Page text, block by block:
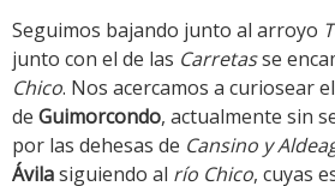
Seguimos bajando junto al arroyo
junto con el de las Carretasse
Chico. Nos acercamos a curiosear
de Guimorcondo, actualmente sin
por las dehesas de Cansino y
Ávilasiguiendo al río Chico, cuyas